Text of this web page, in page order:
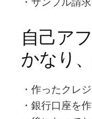
・サンプル請求
自己ア
かなり
・作ったクレ
・銀行口座を